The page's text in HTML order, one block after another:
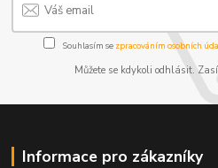
Souhlasím se zpracováním osobních
Můžete se kdykoli odhlásit.
Informace pro zákazníky